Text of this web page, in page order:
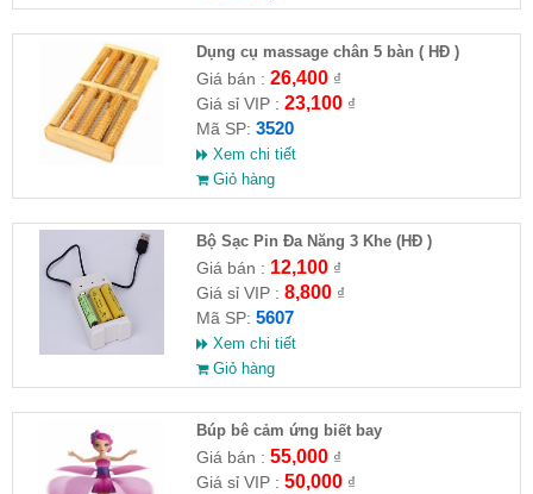
Dụng cụ massage chân 5 bàn ( HĐ )
Giá bán : 26,400₫
Giá sỉ VIP : 23,100₫
Mã SP: 3520
Xem chi tiết
Giỏ hàng
Bộ Sạc Pin Đa Năng 3 Khe (HĐ )
Giá bán : 12,100₫
Giá sỉ VIP : 8,800₫
Mã SP: 5607
Xem chi tiết
Giỏ hàng
​Búp bê cảm ứng biết bay
Giá bán : 55,000₫
Giá sỉ VIP : 50,000₫